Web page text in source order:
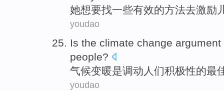
她想要找一些有效的方法去激励
youdao
Is the climate change argument
people?
气候变暖是调动 人们积极性的最
youdao